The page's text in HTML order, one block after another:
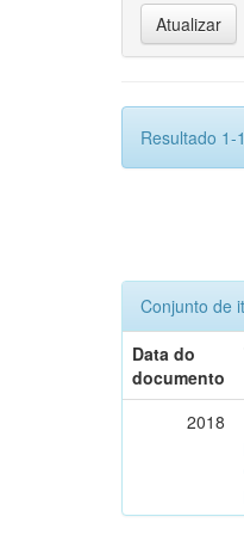
Resultado 1-
Conjunto de
Data do
documento
2018